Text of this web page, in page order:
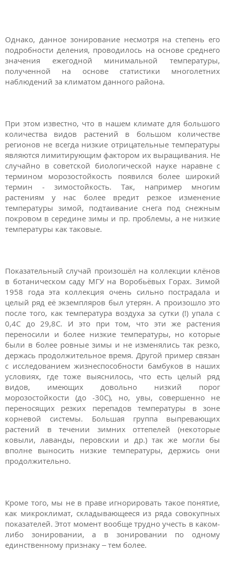
Однако, данное зонирование несмотря на степень его
подробности деления, проводилось на основе среднего
значения ежегодной минимальной температуры,
полученной на основе статистики многолетних
наблюдений за климатом данного района.
При этом известно, что в нашем климате для большого
количества видов растений в большом количестве
регионов не всегда низкие отрицательные температуры
являются лимитирующим фактором их выращивания. Не
случайно в советской биологической науке наравне с
термином морозостойкость появился более широкий
термин - зимостойкость. Так, например многим
растениям у нас более вредит резкое изменение
температуры зимой, подтаивание снега под снежным
покровом в середине зимы и пр. проблемы, а не низкие
температуры как таковые.
Показательный случай произошёл на коллекции клёнов
в ботаническом саду МГУ на Воробьёвых Горах. Зимой
1958 года эта коллекция очень сильно пострадала и
целый ряд её экземпляров был утерян. А произошло это
после того, как температура воздуха за сутки (!) упала с
0,4С до 29,8С. И это при том, что эти же растения
переносили и более низкие температуры, но которые
были в более ровные зимы и не изменялись так резко,
держась продолжительное время. Другой пример связан
с исследованием жизнеспособности бамбуков в наших
условиях, где тоже выяснилось, что есть целый ряд
видов, имеющих довольно низкий порог
морозостойкости (до -30С), но, увы, совершенно не
переносящих резких перепадов температуры в зоне
корневой системы. Большая группа выпревающих
растений в течении зимних оттепелей (некоторые
ковыли, лаванды, перовскии и др.) так же могли бы
вполне выносить низкие температуры, держись они
продолжительно.
Кроме того, мы не в праве игнорировать такое понятие,
как микроклимат, складывающееся из ряда совокупных
показателей. Этот момент вообще трудно учесть в каком-
либо зонировании, а в зонировании по одному
единственному признаку – тем более.